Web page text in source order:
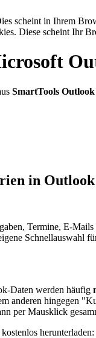
scheint in Ihrem
Diese scheint Ihr
SmartTools
in
Termine, E-
Schnellauswahl
Daten werden häufig
anderen hingegen
per Mausklick
herunterladen: